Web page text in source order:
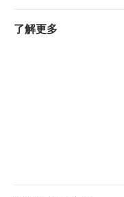
了解更多